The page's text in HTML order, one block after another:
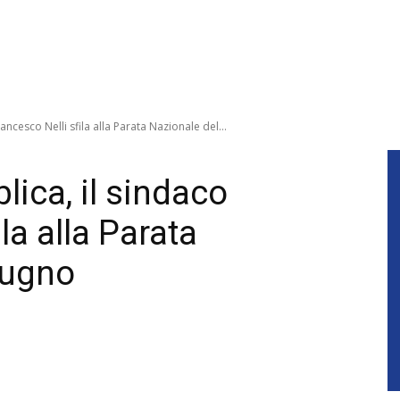
Nelli sfila alla Parata Nazionale del...
il sindaco
alla Parata